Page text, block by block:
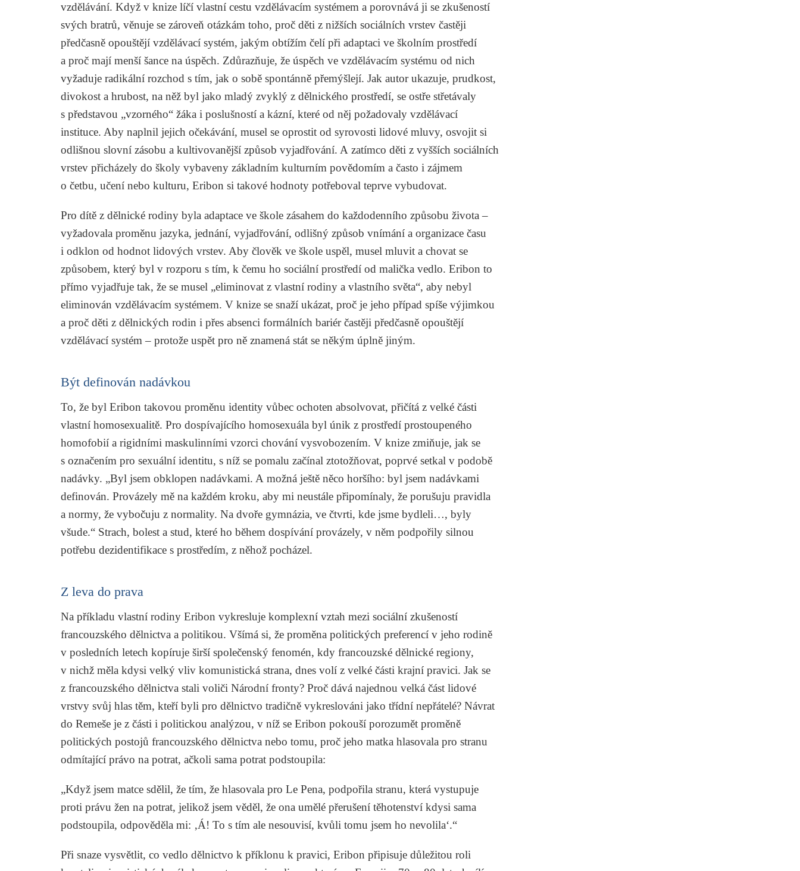
vzdělávání. Když v knize líčí vlastní cestu vzdělávacím systémem a porovnává ji se zkušeností
svých bratrů, věnuje se zároveň otázkám toho, proč děti z nižších sociálních vrstev častěji
předčasně opouštějí vzdělávací systém, jakým obtížím čelí při adaptaci ve školním prostředí
a proč mají menší šance na úspěch. Zdůrazňuje, že úspěch ve vzdělávacím systému od nich
vyžaduje radikální rozchod s tím, jak o sobě spontánně přemýšlejí. Jak autor ukazuje, prudkost,
divokost a hrubost, na něž byl jako mladý zvyklý z dělnického prostředí, se ostře střetávaly
s představou „vzorného“ žáka i poslušností a kázní, které od něj požadovaly vzdělávací
instituce. Aby naplnil jejich očekávání, musel se oprostit od syrovosti lidové mluvy, osvojit si
odlišnou slovní zásobu a kultivovanější způsob vyjadřování. A zatímco děti z vyšších sociálních
vrstev přicházely do školy vybaveny základním kulturním povědomím a často i zájmem
o četbu, učení nebo kulturu, Eribon si takové hodnoty potřeboval teprve vybudovat.
Pro dítě z dělnické rodiny byla adaptace ve škole zásahem do každodenního způsobu života –
vyžadovala proměnu jazyka, jednání, vyjadřování, odlišný způsob vnímání a organizace času
i odklon od hodnot lidových vrstev. Aby člověk ve škole uspěl, musel mluvit a chovat se
způsobem, který byl v rozporu s tím, k čemu ho sociální prostředí od malička vedlo. Eribon to
přímo vyjadřuje tak, že se musel „eliminovat z vlastní rodiny a vlastního světa“, aby nebyl
eliminován vzdělávacím systémem. V knize se snaží ukázat, proč je jeho případ spíše výjimkou
a proč děti z dělnických rodin i přes absenci formálních bariér častěji předčasně opouštějí
vzdělávací systém – protože uspět pro ně znamená stát se někým úplně jiným.
Být definován nadávkou
To, že byl Eribon takovou proměnu identity vůbec ochoten absolvovat, přičítá z velké části
vlastní homosexualitě. Pro dospívajícího homosexuála byl únik z prostředí prostoupeného
homofobií a rigidními maskulinními vzorci chování vysvobozením. V knize zmiňuje, jak se
s označením pro sexuální identitu, s níž se pomalu začínal ztotožňovat, poprvé setkal v podobě
nadávky. „Byl jsem obklopen nadávkami. A možná ještě něco horšího: byl jsem nadávkami
definován. Provázely mě na každém kroku, aby mi neustále připomínaly, že porušuju pravidla
a normy, že vybočuju z normality. Na dvoře gymnázia, ve čtvrti, kde jsme bydleli…, byly
všude.“ Strach, bolest a stud, které ho během dospívání provázely, v něm podpořily silnou
potřebu dezidentifikace s prostředím, z něhož pocházel.
Z leva do prava
Na příkladu vlastní rodiny Eribon vykresluje komplexní vztah mezi sociální zkušeností
francouzského dělnictva a politikou. Všímá si, že proměna politických preferencí v jeho rodině
v posledních letech kopíruje širší společenský fenomén, kdy francouzské dělnické regiony,
v nichž měla kdysi velký vliv komunistická strana, dnes volí z velké části krajní pravici. Jak se
z francouzského dělnictva stali voliči Národní fronty? Proč dává najednou velká část lidové
vrstvy svůj hlas těm, kteří byli pro dělnictvo tradičně vykreslováni jako třídní nepřátelé? Návrat
do Remeše je z části i politickou analýzou, v níž se Eribon pokouší porozumět proměně
politických postojů francouzského dělnictva nebo tomu, proč jeho matka hlasovala pro stranu
odmítající právo na potrat, ačkoli sama potrat podstoupila:
„Když jsem matce sdělil, že tím, že hlasovala pro Le Pena, podpořila stranu, která vystupuje
proti právu žen na potrat, jelikož jsem věděl, že ona umělé přerušení těhotenství kdysi sama
podstoupila, odpověděla mi: ‚Á! To s tím ale nesouvisí, kvůli tomu jsem ho nevolila‘.“
Při snaze vysvětlit, co vedlo dělnictvo k příklonu k pravici, Eribon připisuje důležitou roli